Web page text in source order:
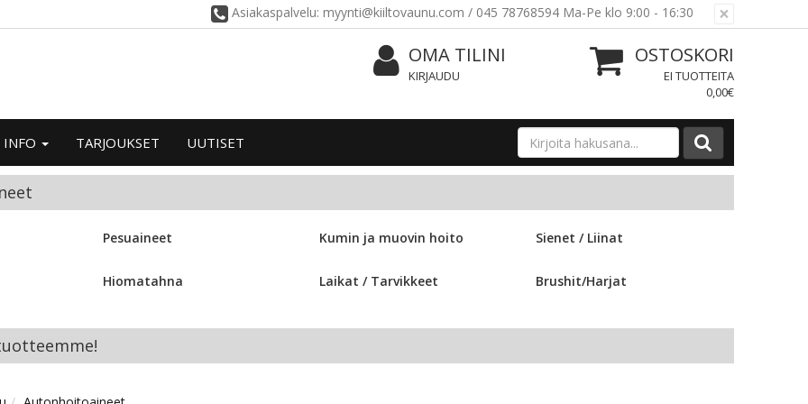
×
Asiakaspalvelu: myynti@kiiltovaunu.com / 045 78768594 Ma-Pe klo 9:00 - 16:30
OMA TILINI
KIRJAUDU
OSTOSKORI
EI TUOTTEITA
0,00€
INFO TARJOUKSET UUTISET
Pesuaineet Kumin ja muovin hoito Sienet / Liinat
Hiomatahna Laikat / Tarvikkeet Brushit/Harjat